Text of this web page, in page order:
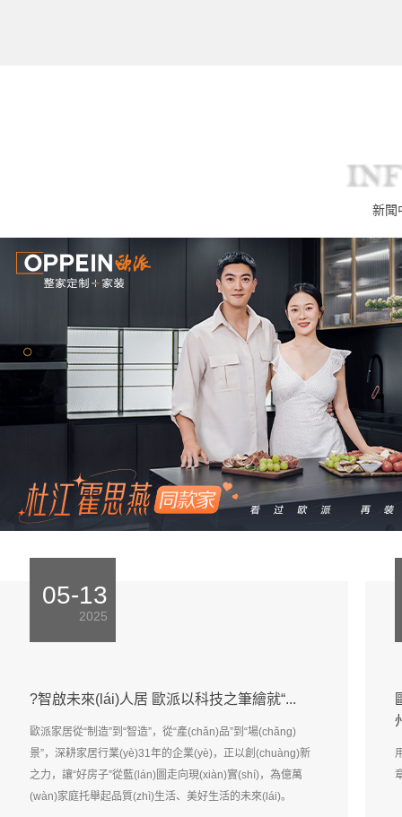
新聞
?智啟未來(lái)人居 歐派以科技之筆繪就“...
歐派家居從“制造”到“智造”，從“產(chǎn)品”到“場(chǎng)
景”，深耕家居行業(yè)31年的企業(yè)，正以創(chuàng)新
之力，讓“好房子”從藍(lán)圖走向現(xiàn)實(shí)，為億萬
(wàn)家庭托舉起品質(zhì)生活、美好生活的未來(lái)。
05-13
2025